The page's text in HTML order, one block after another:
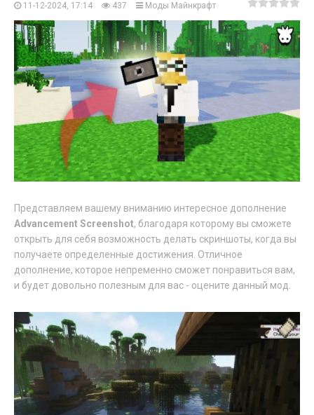
11-12-2024, 17:14 437 Моды Майнкрафт
Представляем вашему вниманию интересное дополнение
Advancement Screenshot, благодаря которому вы сможете
открыть для себя возможность делать скриншоты, когда вы
получаете определенные достижения. Отличное
дополнение, которое непременно сможет понравиться вам,
и будет довольно полезным для вас - оцените данный мод.